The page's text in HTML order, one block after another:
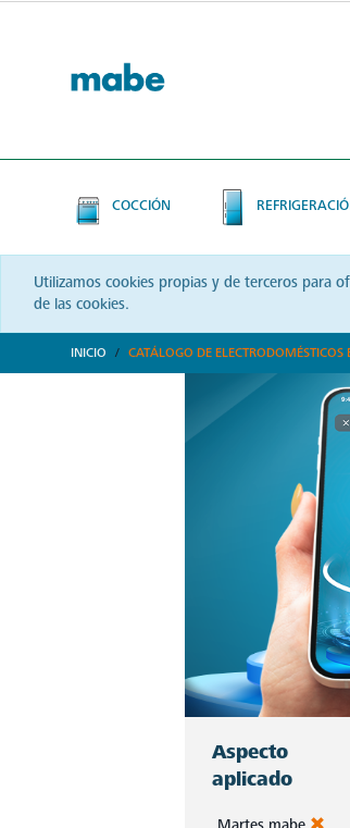
COCCIÓN
Utilizamos cookies propias y de terceros para
de las cookies.
INICIO CATÁLOGO DE
Aspecto
aplicado